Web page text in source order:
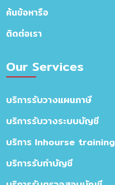
ค้นข้อหารือ
ติดต่อเรา
Our Services
บริการรับวางแผนภาษี
บริการรับวางระบบบัญชี
บริการ Inhourse training
บริการรับทำบัญชี